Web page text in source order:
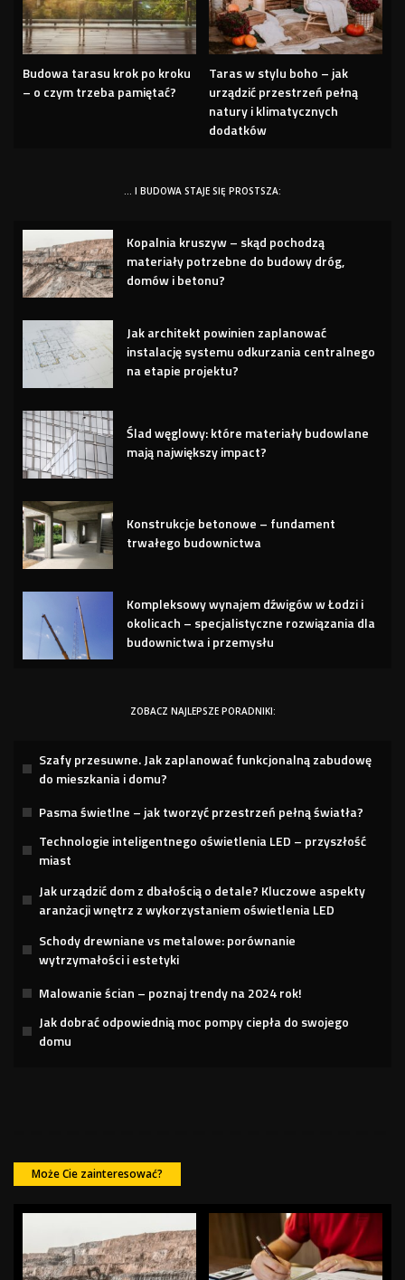
Budowa tarasu krok po kroku
– o czym trzeba pamiętać?
Taras w stylu boho – jak
urządzić przestrzeń pełną
natury i klimatycznych
dodatków
… I BUDOWA STAJE SIĘ PROSTSZA:
Kopalnia kruszyw – skąd pochodzą
materiały potrzebne do budowy dróg,
domów i betonu?
Jak architekt powinien zaplanować
instalację systemu odkurzania centralnego
na etapie projektu?
Ślad węglowy: które materiały budowlane
mają największy impact?
Konstrukcje betonowe – fundament
trwałego budownictwa
Kompleksowy wynajem dźwigów w Łodzi i
okolicach – specjalistyczne rozwiązania dla
budownictwa i przemysłu
ZOBACZ NAJLEPSZE PORADNIKI:
Szafy przesuwne. Jak zaplanować funkcjonalną zabudowę
do mieszkania i domu?
Pasma świetlne – jak tworzyć przestrzeń pełną światła?
Technologie inteligentnego oświetlenia LED – przyszłość
miast
Jak urządzić dom z dbałością o detale? Kluczowe aspekty
aranżacji wnętrz z wykorzystaniem oświetlenia LED
Schody drewniane vs metalowe: porównanie
wytrzymałości i estetyki
Malowanie ścian – poznaj trendy na 2024 rok!
Jak dobrać odpowiednią moc pompy ciepła do swojego
domu
Może Cie zainteresować?